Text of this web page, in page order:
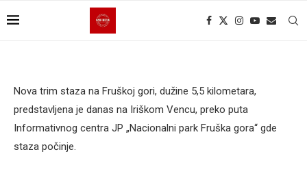
Nova trim staza na Fruškoj gori, dužine 5,5 kilometara,
predstavljena je danas na Iriškom Vencu, preko puta
Informativnog centra JP „Nacionalni park Fruška gora“ gde
staza počinje.